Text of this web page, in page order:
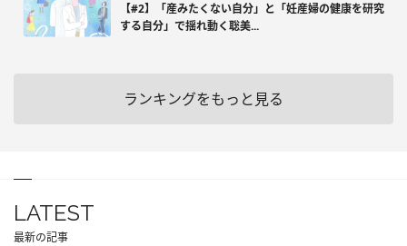
【#2】「産みたくない自分」と「妊産婦の健康を研究
する自分」で揺れ動く聡美...
ランキングをもっと見る
LATEST
最新の記事